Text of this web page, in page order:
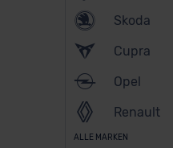
Skoda
Cupra
Opel
Renault
ALLE MARKEN